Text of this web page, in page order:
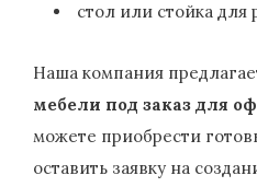
стол или стойка
Наша компания
мебели под заказ для
можете приобрести
оставить заявку на